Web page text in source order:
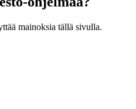
mainoksia tällä sivulla.